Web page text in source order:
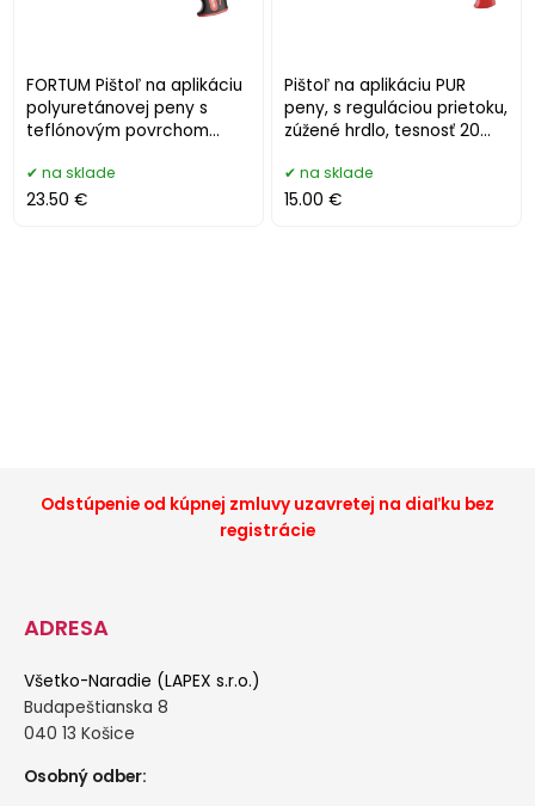
FORTUM Pištoľ na aplikáciu
polyuretánovej peny s
teflónovým povrchom
na sklade
23.50 €
Pištoľ na aplikáciu PUR
peny, s reguláciou prietoku,
zúžené hrdlo, tesnosť 20
na sklade
15.00 €
Odstúpenie od kúpnej zmluvy uzavretej na diaľku bez
registrácie
ADRESA
Všetko-Naradie (LAPEX s.r.o.)
Budapeštianska 8
040 13 Košice
Osobný odber: